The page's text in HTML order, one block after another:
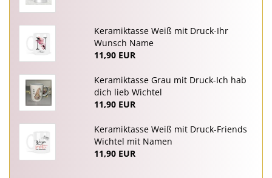
Keramiktasse Weiß mit Druck-Ihr
Wunsch Name
11,90 EUR
Keramiktasse Grau mit Druck-Ich hab
dich lieb Wichtel
11,90 EUR
Keramiktasse Weiß mit Druck-Friends
Wichtel mit Namen
11,90 EUR